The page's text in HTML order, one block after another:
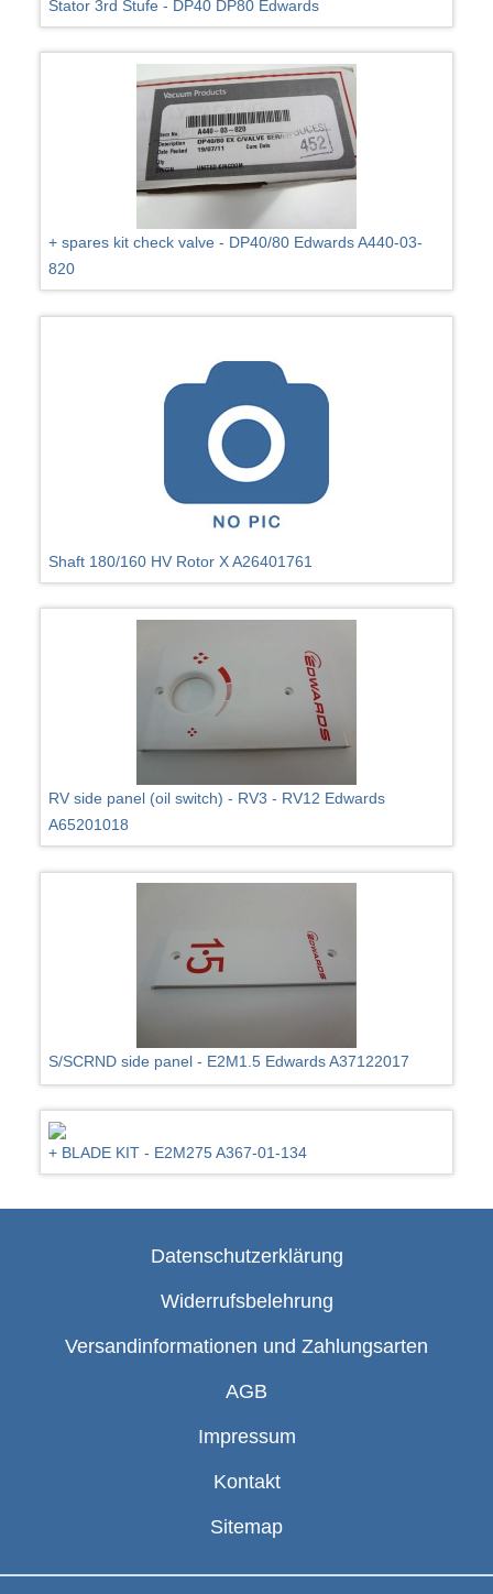
Stator 3rd Stufe - DP40 DP80 Edwards
+ spares kit check valve - DP40/80 Edwards A440-03-
820
Shaft 180/160 HV Rotor X A26401761
RV side panel (oil switch) - RV3 - RV12 Edwards
A65201018
S/SCRND side panel - E2M1.5 Edwards A37122017
+ BLADE KIT - E2M275 A367-01-134
Datenschutzerklärung
Widerrufsbelehrung
Versandinformationen und Zahlungsarten
AGB
Impressum
Kontakt
Sitemap